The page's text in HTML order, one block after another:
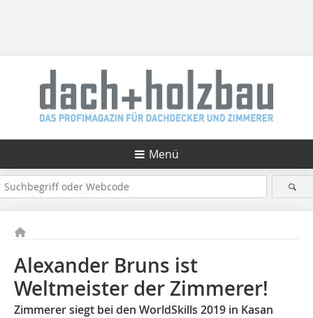
Menü
Alexander Bruns ist
Weltmeister der Zimmerer!
Zimmerer siegt bei den WorldSkills 2019 in Kasan